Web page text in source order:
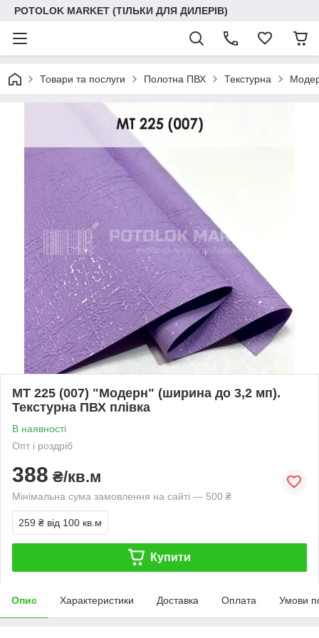
POTOLOK MARKET (ТІЛЬКИ ДЛЯ ДИЛЕРІВ)
Товари та послуги Полотна ПВХ Текстурна
MT 225 (007) "Модерн" (ширина до 3,2 мп).
Текстурна ПВХ плівка
В наявності
Опт і роздріб
388 ₴/кв.м
Мінімальна сума замовлення на сайті — 500 ₴
259 ₴ від 100 кв.м
Купити
Опис Характеристики Доставка Оплата Умови